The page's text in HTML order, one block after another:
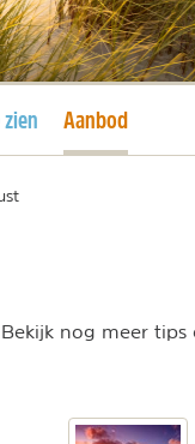
Huidige pagina
Aanbod
nog meer